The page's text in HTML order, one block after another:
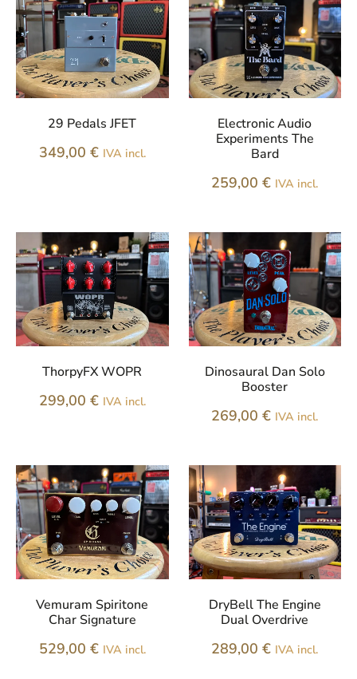
29 Pedals JFET
349,00 € IVA incl.
Electronic Audio
Experiments The
Bard
259,00€ IVA incl.
ThorpyFX WOPR
299,00 € IVA incl.
Dinosaural Dan Solo
Booster
269,00€ IVA incl.
Vemuram Spiritone
Char Signature
529,00 € IVA incl.
DryBell The Engine
Dual Overdrive
289,00€ IVA incl.